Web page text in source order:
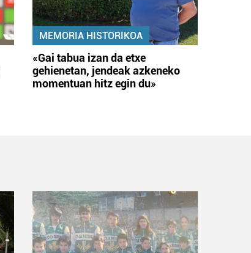
MEMORIA HISTORIKOA
«Gai tabua izan da etxe
gehienetan, jendeak azkeneko
momentuan hitz egin du»